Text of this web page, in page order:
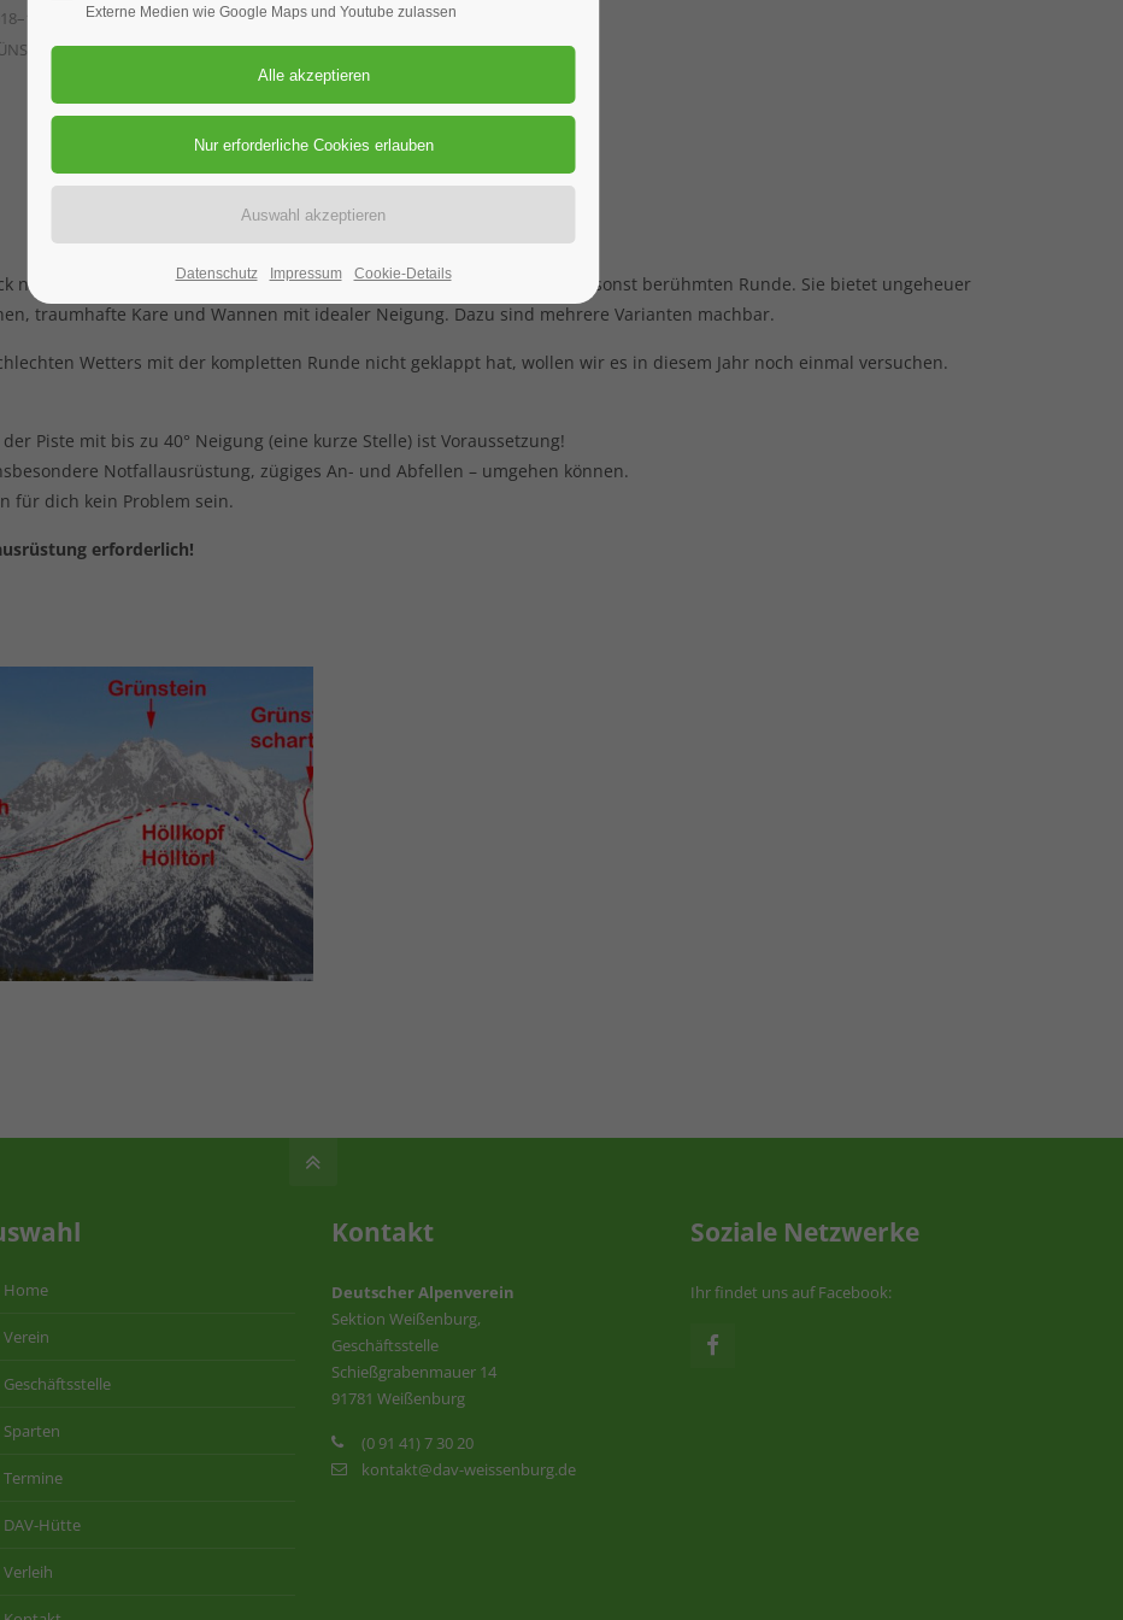
nach Norden gerückt, so beeindruckend ist die Kulisse dieser nicht umsonst berühmten Runde. Sie bietet ungeheuer
traumhafte Kare und Wannen mit idealer Neigung. Dazu sind mehrere Varianten machbar.
Wetters mit der kompletten Runde nicht geklappt hat, wollen wir es in diesem Jahr noch einmal versuchen.
Piste mit bis zu 40° Neigung (eine kurze Stelle) ist Voraussetzung!
Notfallausrüstung, zügiges An- und Abfellen – umgehen können.
für dich kein Problem sein.
erforderlich!
Home
Verein
Geschäftsstelle
Sparten
Termine
DAV-Hütte
Verleih
Kontakt
Deutscher Alpenverein
Sektion Weißenburg,
Geschäftsstelle
Schießgrabenmauer 14
91781 Weißenburg
(0 91 41) 7 30 20
kontakt@dav-weissenburg.de
Soziale Netzwerke
Ihr findet uns auf Facebook:
Externe Medien wie Google Maps und Youtube zulassen
Datenschutz Impressum Cookie-Details